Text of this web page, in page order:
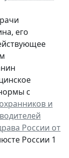
его
с
и
водителей
России от
России 1